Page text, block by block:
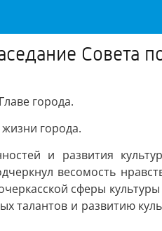
Совета
города.
города.
и развития
весомость
сферы
талантов и развитию